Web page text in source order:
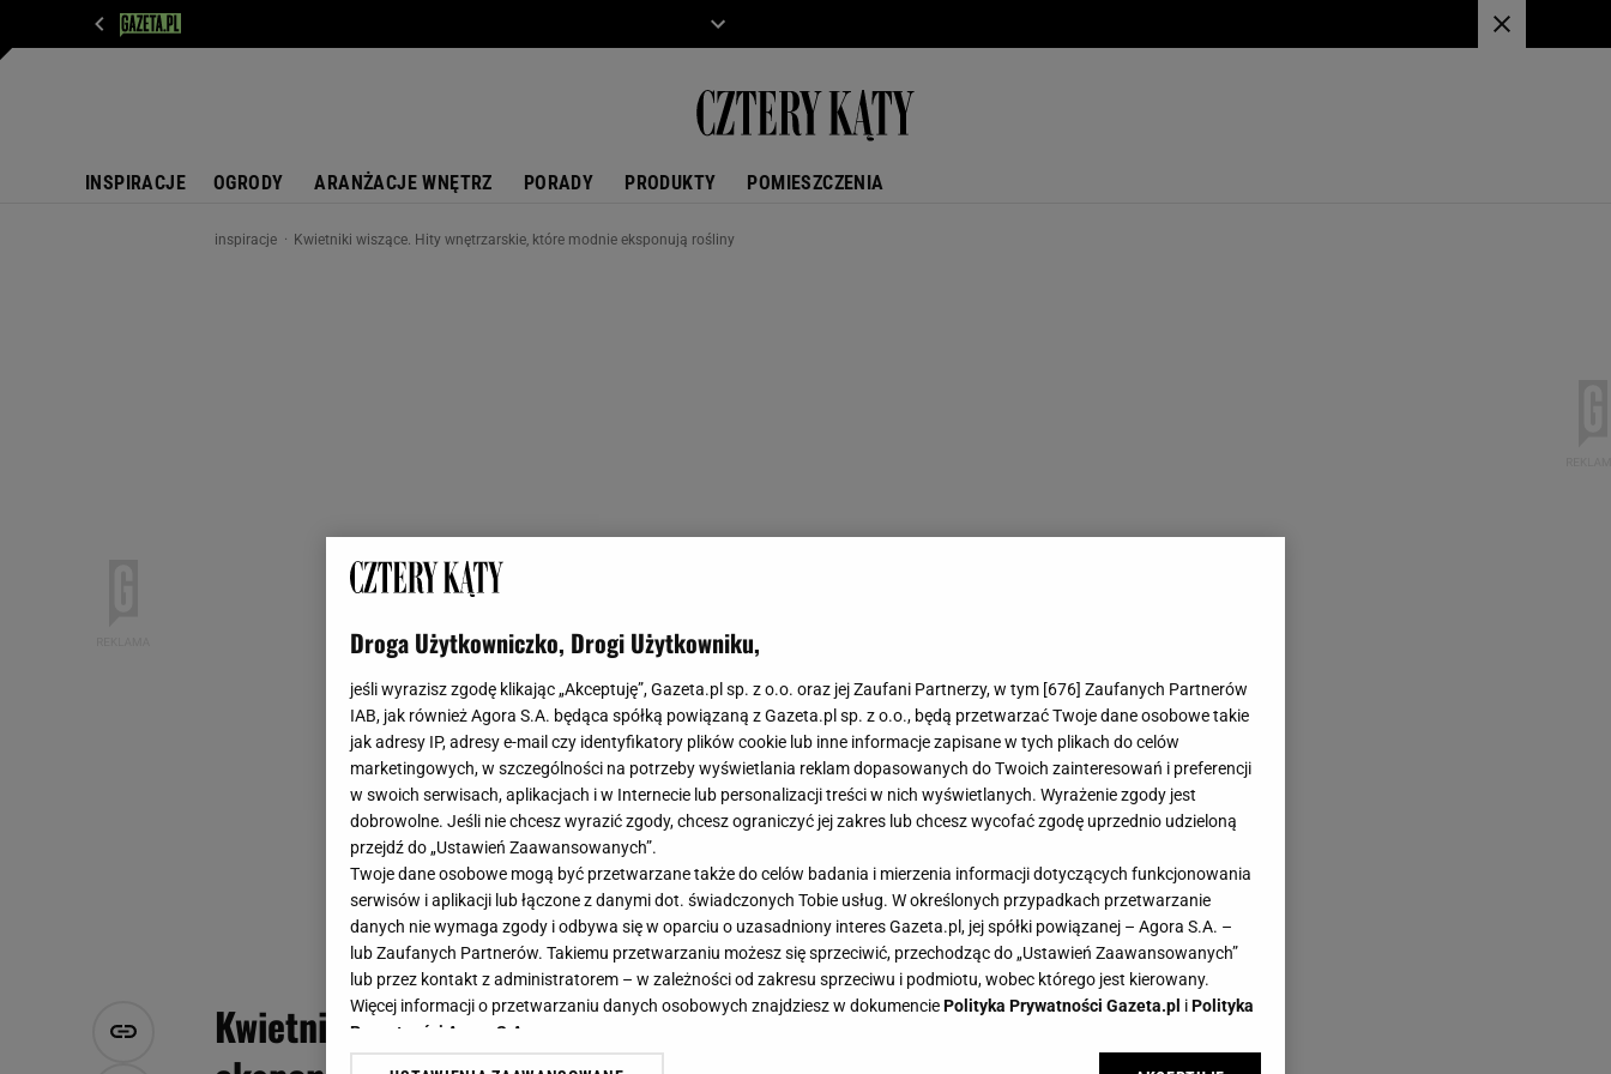
INSPIRACJE OGRODY ARANŻACJE WNĘTRZ PORADY PRODUKTY POMIESZCZENIA
inspiracje Kwietniki wiszące. Hity wnętrzarskie, które modnie eksponują rośliny
Kwietniki wiszące. Hity wnętrzarskie, które modnie
Droga Użytkowniczko, Drogi Użytkowniku,
jeśli wyrazisz zgodę klikając „Akceptuję”, Gazeta.pl sp. z o.o. oraz jej Zaufani Partnerzy, w tym [676] Zaufanych Partnerów
IAB, jak również Agora S.A. będąca spółką powiązaną z Gazeta.pl sp. z o.o., będą przetwarzać Twoje dane osobowe takie
jak adresy IP, adresy e-mail czy identyfikatory plików cookie lub inne informacje zapisane w tych plikach do celów
marketingowych, w szczególności na potrzeby wyświetlania reklam dopasowanych do Twoich zainteresowań i preferencji
w swoich serwisach, aplikacjach i w Internecie lub personalizacji treści w nich wyświetlanych. Wyrażenie zgody jest
dobrowolne. Jeśli nie chcesz wyrazić zgody, chcesz ograniczyć jej zakres lub chcesz wycofać zgodę uprzednio udzieloną
przejdź do „Ustawień Zaawansowanych”.
Twoje dane osobowe mogą być przetwarzane także do celów badania i mierzenia informacji dotyczących funkcjonowania
serwisów i aplikacji lub łączone z danymi dot. świadczonych Tobie usług. W określonych przypadkach przetwarzanie
danych nie wymaga zgody i odbywa się w oparciu o uzasadniony interes Gazeta.pl, jej spółki powiązanej – Agora S.A. –
lub Zaufanych Partnerów. Takiemu przetwarzaniu możesz się sprzeciwić, przechodząc do „Ustawień Zaawansowanych”
lub przez kontakt z administratorem – w zależności od zakresu sprzeciwu i podmiotu, wobec którego jest kierowany.
Więcej informacji o przetwarzaniu danych osobowych znajdziesz w dokumenciePolityka Prywatności Gazeta.pl iPolityka
Prywatności Agora S.A.